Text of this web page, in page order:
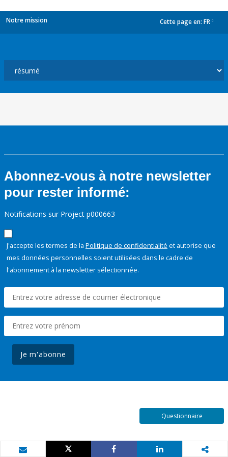
Notre mission Cette page en: FR
Abonnez-vous à notre newsletter
pour rester informé:
Notifications sur Project p000663
J'accepte les termes de la Politique de confidentialité et autorise que
mes données personnelles soient utilisées dans le cadre de
l'abonnement à la newsletter sélectionnée.
Je m'abonne
Questionnaire